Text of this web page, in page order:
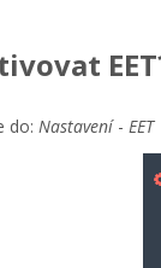
do: Nastavení - EET